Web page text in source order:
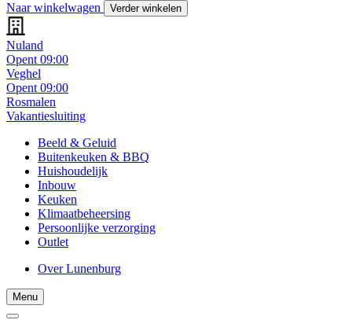
Naar winkelwagen
Verder winkelen
Nuland
Opent 09:00
Veghel
Opent 09:00
Rosmalen
Vakantiesluiting
Beeld & Geluid
Buitenkeuken & BBQ
Huishoudelijk
Inbouw
Keuken
Klimaatbeheersing
Persoonlijke verzorging
Outlet
Over Lunenburg
Menu